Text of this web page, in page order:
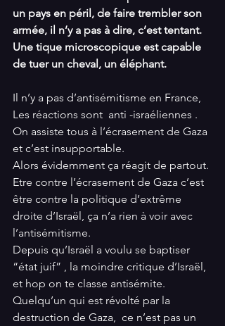
un pays en péril, de faire trembler son
armée, il n’y a pas à dire, c’est tentant.
Une tique microscopique est capable
de tuer un cheval, un éléphant.
Il n’y a pas d’antisémitisme en France,
Les réactions sont  anti -israéliennes .
On assiste tous à l’écrasement de Gaza
et c’est insupportable.
Alors évidemment ça réagit de partout.
Etre contre l’écrasement de Gaza c’est
être contre la politique d’extrême
droite d’Israël, ça n’a rien à voir avec
l’antisémitisme.
Depuis qu’Israël a voulu se baptiser
“état juif” , la moindre critique d’Israël,
et hop on te classe antisémite.
Quelqu’un qui est révolté par la
destruction de Gaza,  ce n’est pas un